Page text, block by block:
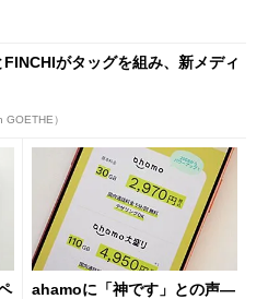
がタッグを組み、新メディ
GOETHE）
ahamoに「神です」との声―